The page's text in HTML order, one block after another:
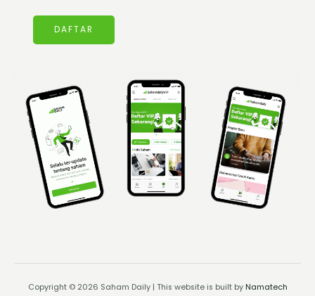
DAFTAR
Copyright © 2026 Saham Daily | This website is built by Namatech